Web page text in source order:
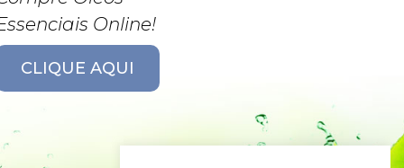
Online!
CLIQUE AQUI